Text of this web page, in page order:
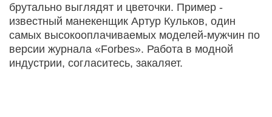
брутально выглядят и цветочки. Пример -
известный манекенщик Артур Кульков, один
самых высокооплачиваемых моделей-мужчин по
версии журнала «Forbes». Работа в модной
индустрии, согласитесь, закаляет.